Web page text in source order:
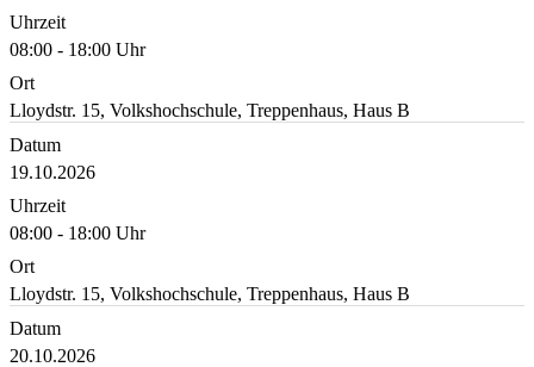
Uhrzeit
08:00 - 18:00 Uhr
Ort
Lloydstr. 15, Volkshochschule, Treppenhaus, Haus B
Datum
19.10.2026
Uhrzeit
08:00 - 18:00 Uhr
Ort
Lloydstr. 15, Volkshochschule, Treppenhaus, Haus B
Datum
20.10.2026